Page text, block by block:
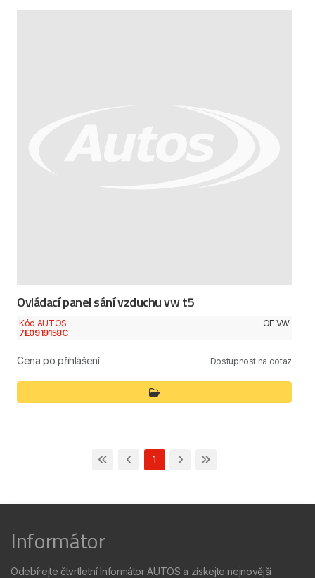
Ovládací panel sání vzduchu vw t5
Kód AUTOS
7E0919158C
OE VW
Cena po přihlášení Dostupnost na dotaz
1
Informátor
Odebírejte čtvrtletní Informátor AUTOS a získejte nejnovější